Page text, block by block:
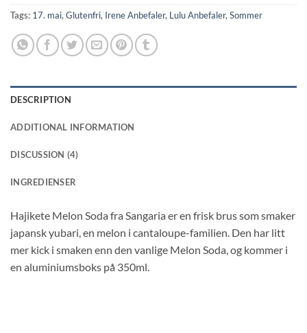
Tags: 17. mai, Glutenfri, Irene Anbefaler, Lulu Anbefaler, Sommer
DESCRIPTION
ADDITIONAL INFORMATION
DISCUSSION (4)
INGREDIENSER
Hajikete Melon Soda fra Sangaria er en frisk brus som smaker
japansk yubari, en melon i cantaloupe-familien. Den har litt
mer kick i smaken enn den vanlige Melon Soda, og kommer i
en aluminiumsboks på 350ml.